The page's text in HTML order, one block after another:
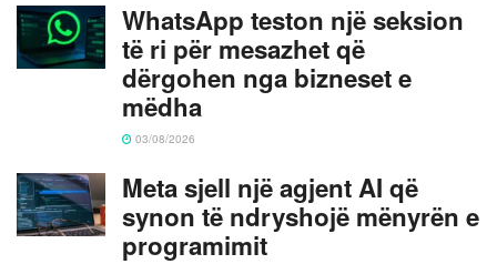
WhatsApp teston një seksion
të ri për mesazhet që
dërgohen nga bizneset e
mëdha
03/08/2026
Meta sjell një agjent AI që
synon të ndryshojë mënyrën e
programimit